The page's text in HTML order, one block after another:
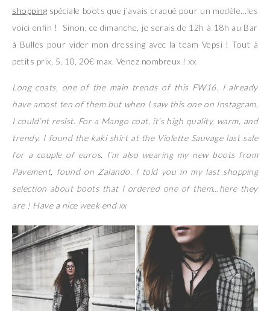
shopping spéciale boots que j’avais craqué pour un modèle…les
voici enfin ! Sinon, ce dimanche, je serais de 12h à 18h au Bar
à Bulles pour vider mon dressing avec la team Vepsi ! Tout à
petits prix, 5, 10, 20€ max. Venez nombreux ! xx
Long coats, one of the main trends of this FW16. I already
have amost ten of them but when I saw this one on Instagram,
I could’nt resist. For a Mango coat, it’s high quality, warm, and
trendy. I found the kaki shirt at the Violette Sauvage last sale
for a couple of euros. I’m also wearing my new boots from
Pavement, found on Zalando. I told you in my last shopping
selection about boots that I ordered one of them…here they
are ! Have a nice week end xx